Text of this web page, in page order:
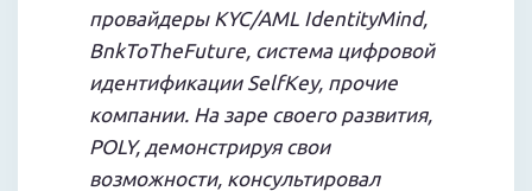
провайдеры KYC/AML IdentityMind,
BnkToTheFuture, система цифровой
идентификации SelfKey, прочие
компании. На заре своего развития,
POLY, демонстрируя свои
возможности, консультировал